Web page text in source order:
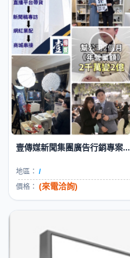
壹傳媒新聞集團廣告行銷專案...
地區： /
價格： (來電洽詢)